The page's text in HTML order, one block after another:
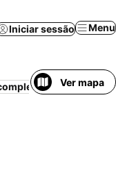
Iniciar sessão Menu
PraiaVer mapa